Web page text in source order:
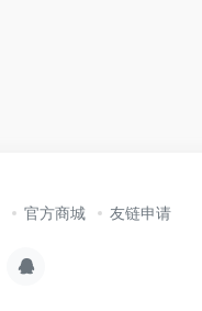
官方商城 友链申请